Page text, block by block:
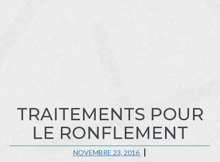
TRAITEMENTS POUR
LE RONFLEMENT
NOVEMBRE 23, 2016